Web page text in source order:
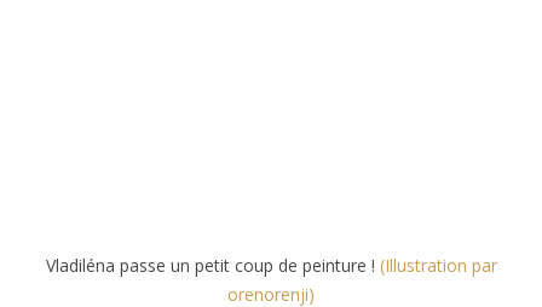
Vladiléna passe un petit coup de peinture ! (Illustration par
orenorenji)